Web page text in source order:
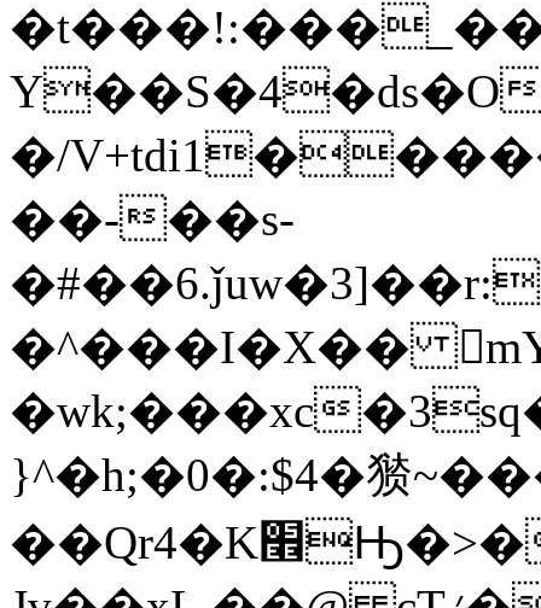
Y��S�4�ds�O
�/
��-��s-
�^���I�X��
�wk;���xc
}^�h;�0�:$4�㺆
��Qr4�K׮Ԣ�>�t����O�X�u1�=�����*�@�$�